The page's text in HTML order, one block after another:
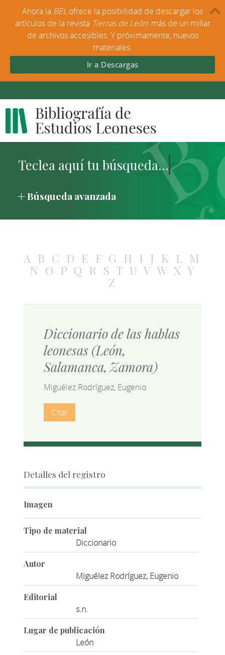
Búsqueda avanzada
A B C D E F G H I J K L M
N O P Q R S T U V W X Y
Z
Diccionario de las hablas
leonesas (León,
Salamanca, Zamora)
Miguélez Rodríguez, Eugenio
Citar
Detalles del registro
Imagen
Tipo de material
Diccionario
Autor
Miguélez Rodríguez, Eugenio
Editorial
s.n.
Lugar de publicación
León
Ahora la BEL ofrece la posibilidad de descargar los
artículos de la revista Tierras de León: más de un millar
de archivos accesibles. Y próximamente, nuevos
materiales.
Ir a Descargas